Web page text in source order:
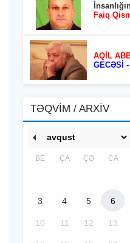
Faiq
AQİL
GECƏSİ -
TƏQVİM / ARXİV
BE ÇA ÇƏ CA
3 4 5 6
10 11 12 13